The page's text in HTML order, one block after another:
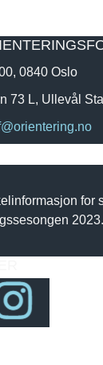
0840 Oslo
73 L, Ullevål
for
2023.